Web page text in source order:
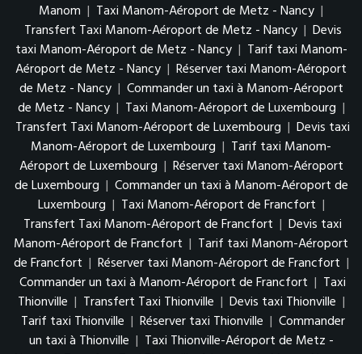
Manom | Taxi Manom-Aéroport de Metz - Nancy |
Transfert Taxi Manom-Aéroport de Metz - Nancy | Devis
taxi Manom-Aéroport de Metz - Nancy | Tarif taxi Manom-
Aéroport de Metz - Nancy | Réserver taxi Manom-Aéroport
de Metz - Nancy | Commander un taxi à Manom-Aéroport
de Metz - Nancy | Taxi Manom-Aéroport de Luxembourg |
Transfert Taxi Manom-Aéroport de Luxembourg | Devis taxi
Manom-Aéroport de Luxembourg | Tarif taxi Manom-
Aéroport de Luxembourg | Réserver taxi Manom-Aéroport
de Luxembourg | Commander un taxi à Manom-Aéroport de
Luxembourg | Taxi Manom-Aéroport de Francfort |
Transfert Taxi Manom-Aéroport de Francfort | Devis taxi
Manom-Aéroport de Francfort | Tarif taxi Manom-Aéroport
de Francfort | Réserver taxi Manom-Aéroport de Francfort |
Commander un taxi à Manom-Aéroport de Francfort | Taxi
Thionville | Transfert Taxi Thionville | Devis taxi Thionville |
Tarif taxi Thionville | Réserver taxi Thionville | Commander
un taxi à Thionville | Taxi Thionville-Aéroport de Metz -